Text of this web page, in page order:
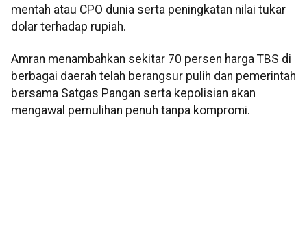
mentah atau CPO dunia serta peningkatan nilai tukar
dolar terhadap rupiah.
Amran menambahkan sekitar 70 persen harga TBS di
berbagai daerah telah berangsur pulih dan pemerintah
bersama Satgas Pangan serta kepolisian akan
mengawal pemulihan penuh tanpa kompromi.